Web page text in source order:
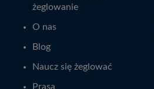
żeglowanie
O nas
Blog
Naucz się żeglować
Prasa